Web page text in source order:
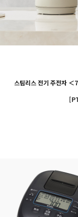
스팀리스 전기 주전자 ＜